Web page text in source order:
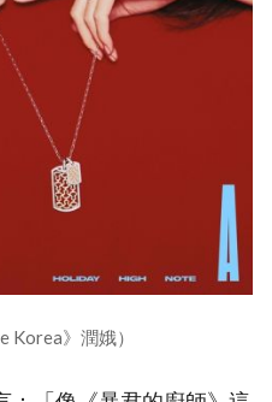
Korea》潤娥）